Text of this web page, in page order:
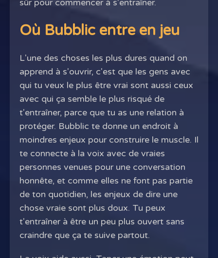
sûr pour commencer à s'entraîner.
Où Bubblic entre en jeu
L'une des choses les plus dures quand on
apprend à s'ouvrir, c'est que les gens avec
qui tu veux le plus être vrai sont aussi ceux
avec qui ça semble le plus risqué de
t'entraîner, parce que tu as une relation à
protéger. Bubblic te donne un endroit à
moindres enjeux pour construire le muscle. Il
te connecte à la voix avec de vraies
personnes venues pour une conversation
honnête, et comme elles ne font pas partie
de ton quotidien, les enjeux de dire une
chose vraie sont plus doux. Tu peux
t'entraîner à être un peu plus ouvert sans
craindre que ça te suive partout.